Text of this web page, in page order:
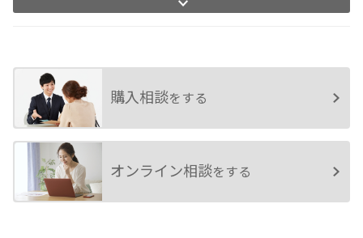
購入相談をする
オンライン相談をする